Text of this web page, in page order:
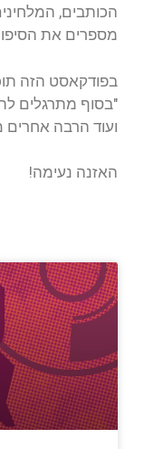
הכותבים,
מספרים את
בפודקאסט הזה
"בסוף מתרגלים
ועוד הרבה אחרים
האזנה נעימה!